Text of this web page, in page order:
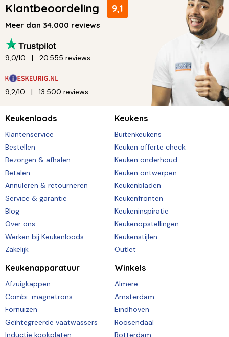
Klantbeoordeling 9,1
Meer dan 34.000 reviews
9,0/10 20.555 reviews
9,2/10 13.500 reviews
Keukenloods
Klantenservice
Bestellen
Bezorgen & afhalen
Betalen
Annuleren & retourneren
Service & garantie
Blog
Over ons
Werken bij Keukenloods
Zakelijk
Keukens
Buitenkeukens
Keuken offerte check
Keuken onderhoud
Keuken ontwerpen
Keukenbladen
Keukenfronten
Keukeninspiratie
Keukenopstellingen
Keukenstijlen
Outlet
Keukenapparatuur
Afzuigkappen
Combi-magnetrons
Fornuizen
Geïntegreerde vaatwassers
Winkels
Almere
Amsterdam
Eindhoven
Roosendaal